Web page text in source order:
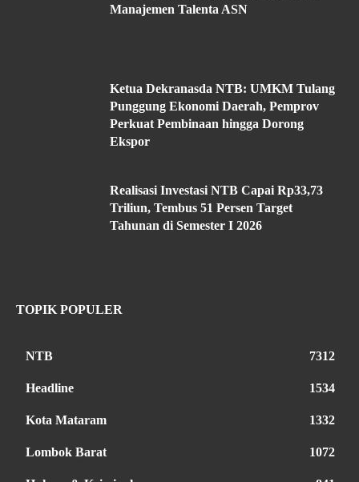
Manajemen Talenta ASN
Ketua Dekranasda NTB: UMKM Tulang
Punggung Ekonomi Daerah, Pemprov
Perkuat Pembinaan hingga Dorong
Ekspor
Realisasi Investasi NTB Capai Rp33,73
Triliun, Tembus 51 Persen Target
Tahunan di Semester I 2026
TOPIK POPULER
NTB 7312
Headline 1534
Kota Mataram 1332
Lombok Barat 1072